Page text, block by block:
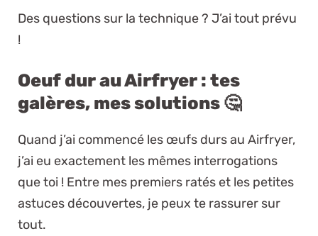
Des questions sur la technique ? J’ai tout prévu
!
Oeuf dur au Airfryer : tes
galères, mes solutions 🤔
Quand j’ai commencé les œufs durs au Airfryer,
j’ai eu exactement les mêmes interrogations
que toi ! Entre mes premiers ratés et les petites
astuces découvertes, je peux te rassurer sur
tout.